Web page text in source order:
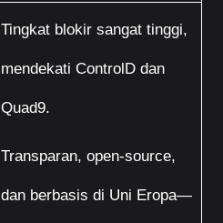
Tingkat blokir sangat tinggi,
mendekati ControlD dan
Quad9.
Transparan, open-source,
dan berbasis di Uni Eropa—